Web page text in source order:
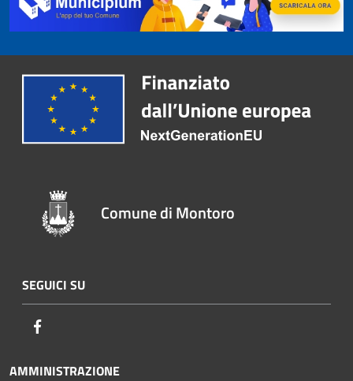
Comune di Montoro
SEGUICI SU
AMMINISTRAZIONE